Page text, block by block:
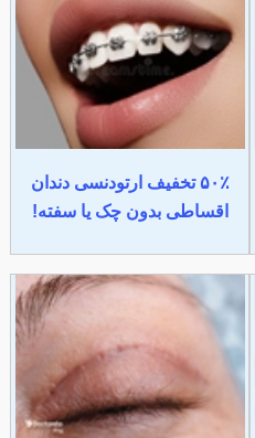
۵۰٪ تخفیف ارتودنسی دندان
اقساطی بدون چک یا سفته!